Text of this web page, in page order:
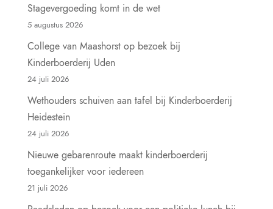
Stagevergoeding komt in de wet
5 augustus 2026
College van Maashorst op bezoek bij
Kinderboerderij Uden
24 juli 2026
Wethouders schuiven aan tafel bij Kinderboerderij
Heidestein
24 juli 2026
Nieuwe gebarenroute maakt kinderboerderij
toegankelijker voor iedereen
21 juli 2026